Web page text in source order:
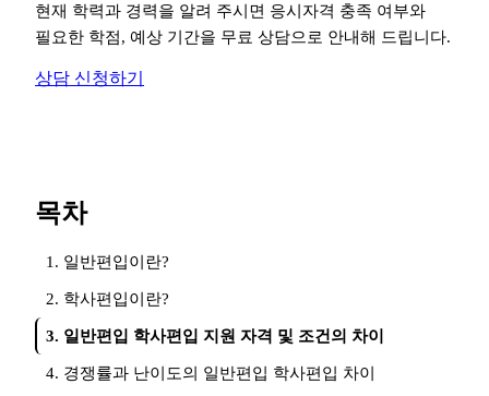
현재 학력과 경력을 알려 주시면 응시자격 충족 여부와
필요한 학점, 예상 기간을 무료 상담으로 안내해 드립니다.
상담 신청하기
목차
1. 일반편입이란?
2. 학사편입이란?
3. 일반편입 학사편입 지원 자격 및 조건의 차이
4. 경쟁률과 난이도의 일반편입 학사편입 차이